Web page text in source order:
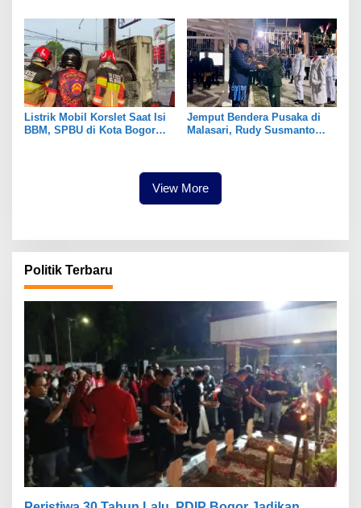
Listrik Mobil Korslet Saat Isi
BBM, SPBU di Kota Bogor
Jemput Bendera Pusaka di
Malasari, Rudy Susmanto
View More
Politik Terbaru